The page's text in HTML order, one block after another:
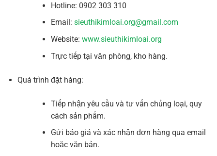
Hotline: 0902 303 310
Email: sieuthikimloai.org@gmail.com
Website: www.sieuthikimloai.org
Trực tiếp tại văn phòng, kho hàng.
Quá trình đặt hàng:
Tiếp nhận yêu cầu và tư vấn chủng loại, quy
cách sản phẩm.
Gửi báo giá và xác nhận đơn hàng qua email
hoặc văn bản.